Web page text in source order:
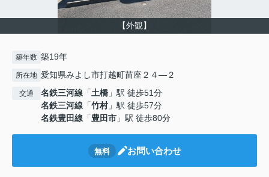
【外観】
築年数 築19年
所在地 愛知県みよし市打越町苗座２４―２
交通 名鉄三河線 「土橋 」駅 徒歩51分
名鉄三河線 「竹村」駅 徒歩57分
名鉄豊田線 「豊田市 」駅 徒歩80分
無料 お問い合わせ